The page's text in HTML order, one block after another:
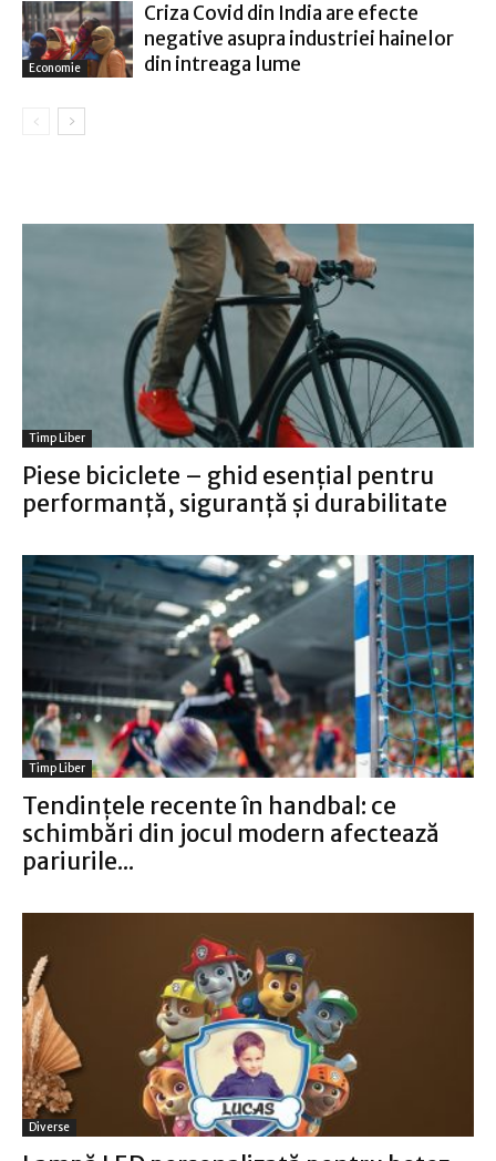
Economie
Criza Covid din India are efecte
negative asupra industriei hainelor
din intreaga lume
Timp Liber
Piese biciclete – ghid esențial pentru
performanță, siguranță și durabilitate
Timp Liber
Tendințele recente în handbal: ce
schimbări din jocul modern afectează
pariurile...
Diverse